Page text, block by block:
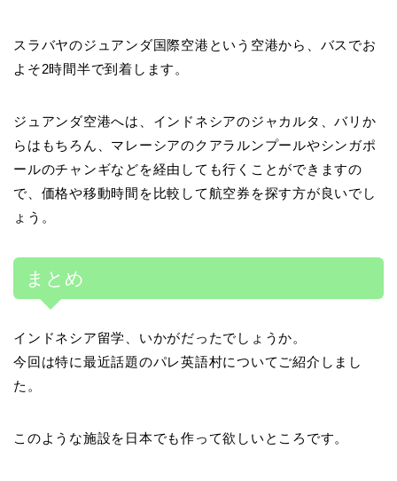
スラバヤのジュアンダ国際空港という空港から、バスでお
よそ2時間半で到着します。
ジュアンダ空港へは、インドネシアのジャカルタ、バリか
らはもちろん、マレーシアのクアラルンプールやシンガポ
ールのチャンギなどを経由しても行くことができますの
で、価格や移動時間を比較して航空券を探す方が良いでし
ょう。
まとめ
インドネシア留学、いかがだったでしょうか。
今回は特に最近話題のパレ英語村についてご紹介しまし
た。
このような施設を日本でも作って欲しいところです。